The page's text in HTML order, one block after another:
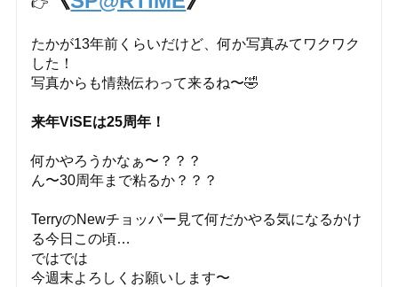
👉
たかが13年前くらいだけど、何か写真みてワクワク
した！
写真からも情熱伝わって来るね〜🤣
来年ViSEは25周年！
何かやろうかなぁ〜？？？
ん〜30周年まで粘るか？？？
TerryのNewチョッパー見て何だかやる気になるかけ
る今日この頃…
ではでは
今週末よろしくお願いします〜